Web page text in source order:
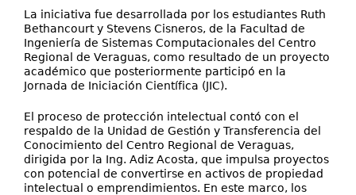
La iniciativa fue desarrollada por los estudiantes Ruth
Bethancourt y Stevens Cisneros, de la Facultad de
Ingeniería de Sistemas Computacionales del Centro
Regional de Veraguas, como resultado de un proyecto
académico que posteriormente participó en la
Jornada de Iniciación Científica (JIC).
El proceso de protección intelectual contó con el
respaldo de la Unidad de Gestión y Transferencia del
Conocimiento del Centro Regional de Veraguas,
dirigida por la Ing. Adiz Acosta, que impulsa proyectos
con potencial de convertirse en activos de propiedad
intelectual o emprendimientos. En este marco, los